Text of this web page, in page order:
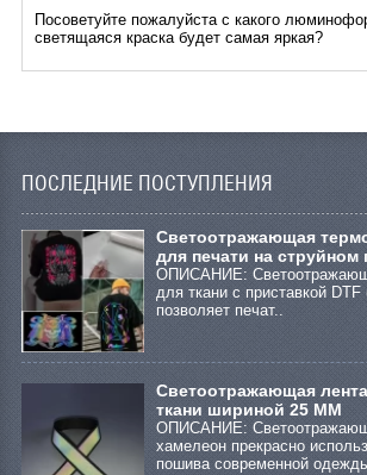
Посоветуйте пожалуйста с какого
светящаяся краска будет самая яркая?
ПОСЛЕДНИЕ ПОСТУПЛЕНИЯ
Cветоотражающая
для печати на струйном
ОПИСАНИЕ:
для ткани с приставкой
позволяет печат..
Светоотражающая
ткани шириной 25 ММ
ОПИСАНИЕ:
хамелеон прекрасно
пошива современной